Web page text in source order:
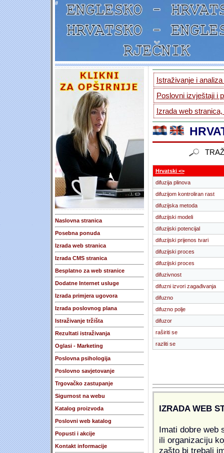
#
Naslovna stranica
Posebna ponuda
Izrada web stranica
Izrada CMS stranica
Besplatno za web stranice
Dodatne Internet usluge
Izrada primjera ugovora
Izrada poslovnog plana
Istraživanje tržišta
Rezultati istraživanja
Oglasi - Marketing
Poslovna psihologija
Poslovno savjetovanje
Trgovačko zastupanje
Sigurnost na webu
Katalog proizvoda
Poslovni web katalog
Popusti i akcije
Kontakt informacije
Istraživanje i
Poslovni izvještaji i
Izrada web
Hrvatski <>
difuzija plinova
difuzijom kontroliran rast
difuzijska metoda
difuzijski modeli
difuzijski potencijal
difuzijski prijenos tvari
difuzijski proces
difuzijski proces
difuzivnost
difuzni izvori zagađivanja
difuzno
difuzno polje
difuzor
raširiti se
razliti se
IZRADA WEB
Imati dobre web
ili organizaciju
zašto bi trebali